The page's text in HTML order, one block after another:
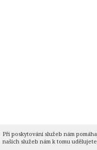
Při poskytování služeb nám
našich služeb nám k tomu